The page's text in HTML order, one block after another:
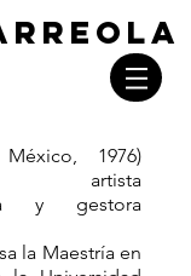
ARREOLA
ARREOLA
1976)
artista
y gestora
la Maestría en